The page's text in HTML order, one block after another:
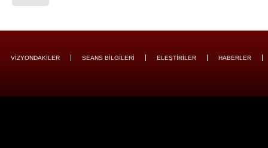
VİZYONDAKİLER SEANS BİLGİLERİ ELEŞTİRİLER HABERLER